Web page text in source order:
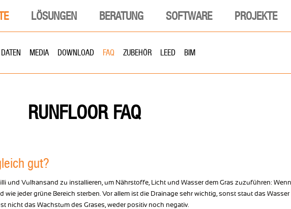
LÖSUNGEN BERATUNG SOFTWARE PROJEKTE
DATEN MEDIA DOWNLOAD FAQ ZUBEHÖR LEED BIM
RUNFLOOR FAQ
gut?
und Vulkansand zu installieren, um Nährstoffe, Licht und Wasser dem Gras zuzuführen:
jeder grüne Bereich sterben. Vor allem ist die Drainage sehr wichtig, sonst staut das Wasser
nicht das Wachstum des Grases, weder positiv noch negativ.